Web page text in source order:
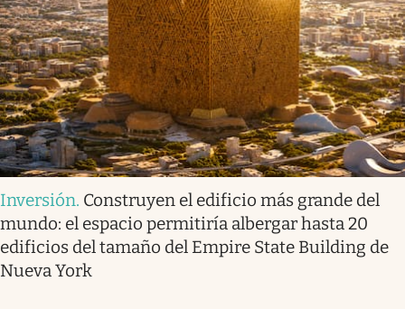
Inversión. Construyen el edificio más grande del
mundo: el espacio permitiría albergar hasta 20
edificios del tamaño del Empire State Building de
Nueva York